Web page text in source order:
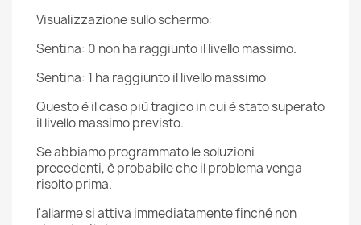
Visualizzazione sullo schermo:
Sentina: 0 non ha raggiunto il livello massimo.
Sentina: 1 ha raggiunto il livello massimo
Questo è il caso più tragico in cui è stato superato
il livello massimo previsto.
Se abbiamo programmato le soluzioni
precedenti, è probabile che il problema venga
risolto prima.
l'allarme si attiva immediatamente finché non